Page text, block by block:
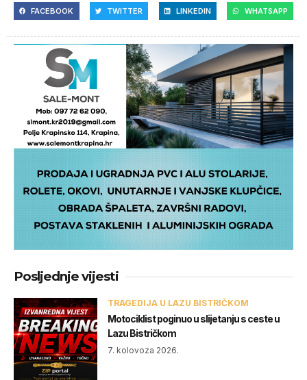
FACEBOOK TWITTER LINKEDIN WHATSAPP
Posljednje vijesti
TRAGEDIJA U LAZU BISTRIČKOM
Motociklist poginuo u slijetanju s ceste u
Lazu Bistričkom
7. kolovoza 2026.